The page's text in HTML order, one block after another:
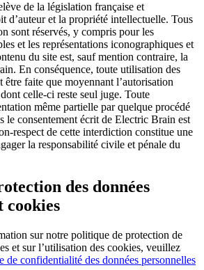
de la législation française et
d’auteur et la propriété intellectuelle. Tous
sont réservés, y compris pour les
et les représentations iconographiques et
du site est, sauf mention contraire, la
En conséquence, toute utilisation des
être faite que moyennant l’autorisation
celle-ci reste seul juge. Toute
même partielle par quelque procédé
le consentement écrit de Electric Brain est
respect de cette interdiction constitue une
la responsabilité civile et pénale du
des données
cookies
sur notre politique de protection de
et sur l’utilisation des cookies, veuillez
de confidentialité des données personnelles